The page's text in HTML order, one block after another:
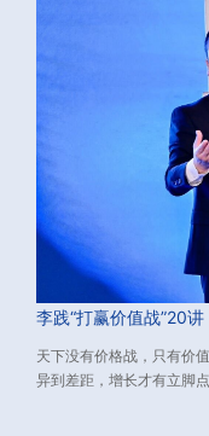
长兼CEO李践老师主讲
方法论，希望对您有所启
李践“打赢价值战”20讲
天下没有价格战，只有价
异到差距，增长才有立脚